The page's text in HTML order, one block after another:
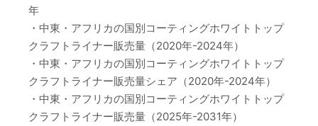
年
・中東・アフリカの国別コーティングホワイトトップ
クラフトライナー販売量（2020年-2024年）
・中東・アフリカの国別コーティングホワイトトップ
クラフトライナー販売量シェア（2020年-2024年）
・中東・アフリカの国別コーティングホワイトトップ
クラフトライナー販売量（2025年-2031年）